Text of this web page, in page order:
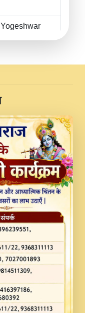
by Rasik
VEER JI
Mata
By
KALER
SONG 2017
Pad - A